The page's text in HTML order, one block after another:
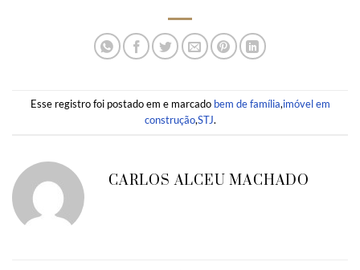
Esse registro foi postado em e marcado bem de família,imóvel em
construção,STJ.
CARLOS ALCEU MACHADO